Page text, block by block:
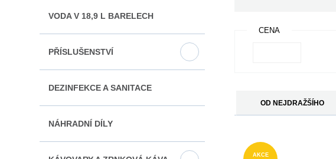
VODA V 18,9 L BARELECH
PŘÍSLUŠENSTVÍ
DEZINFEKCE A SANITACE
NÁHRADNÍ DÍLY
CENA
OD NEJDRAŽŠÍHO
AKCE